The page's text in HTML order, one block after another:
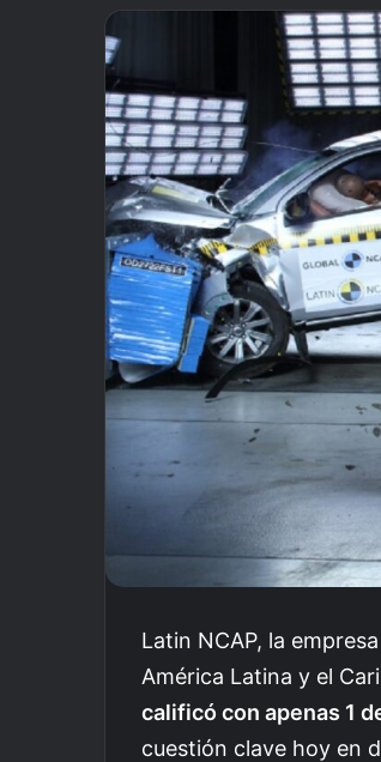
email
Latin NCAP, la
América Latina y el
calificó con apenas 1
cuestión clave hoy en